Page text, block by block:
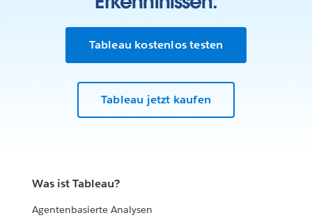
Tableau kostenlos testen
Tableau jetzt kaufen
Was ist Tableau?
Agentenbasierte Analysen